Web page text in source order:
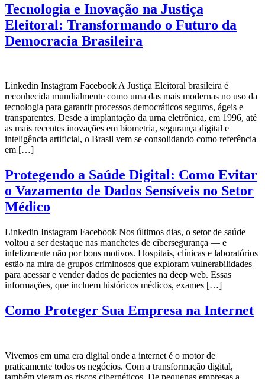
Tecnologia e Inovação na Justiça
Eleitoral: Transformando o Futuro da
Democracia Brasileira
Linkedin Instagram Facebook A Justiça Eleitoral brasileira é
reconhecida mundialmente como uma das mais modernas no uso da
tecnologia para garantir processos democráticos seguros, ágeis e
transparentes. Desde a implantação da urna eletrônica, em 1996, até
as mais recentes inovações em biometria, segurança digital e
inteligência artificial, o Brasil vem se consolidando como referência
em […]
Protegendo a Saúde Digital: Como Evitar
o Vazamento de Dados Sensíveis no Setor
Médico
Linkedin Instagram Facebook Nos últimos dias, o setor de saúde
voltou a ser destaque nas manchetes de cibersegurança — e
infelizmente não por bons motivos. Hospitais, clínicas e laboratórios
estão na mira de grupos criminosos que exploram vulnerabilidades
para acessar e vender dados de pacientes na deep web. Essas
informações, que incluem históricos médicos, exames […]
Como Proteger Sua Empresa na Internet
Vivemos em uma era digital onde a internet é o motor de
praticamente todos os negócios. Com a transformação digital,
também vieram os riscos cibernéticos. De pequenas empresas a